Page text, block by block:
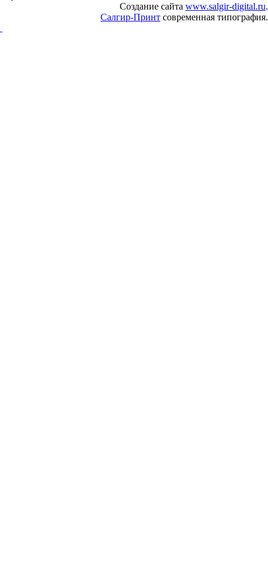
Создание сайта www.salgir-digital.ru.
Салгир-Принт современная типография.